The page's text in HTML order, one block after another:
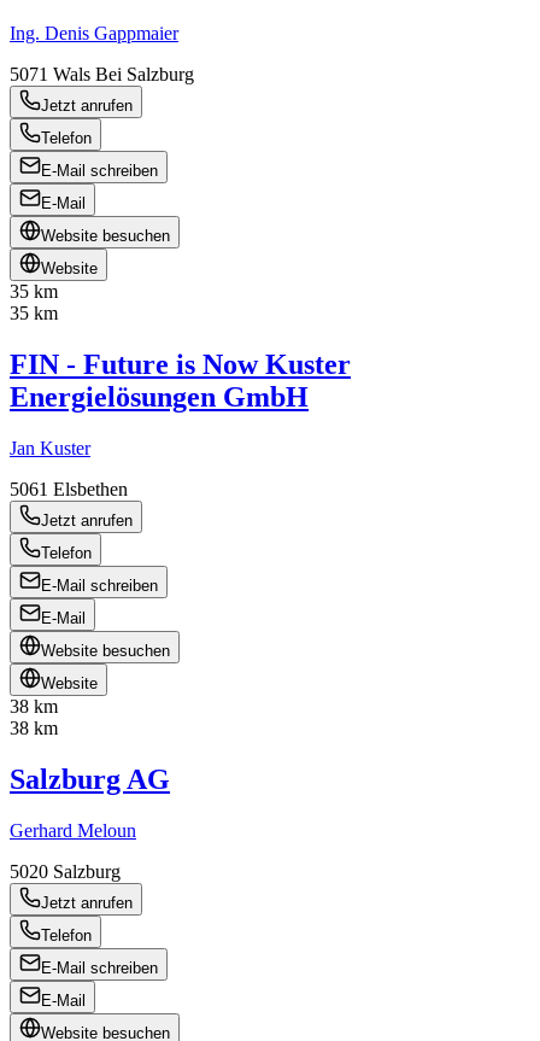
Ing. Denis Gappmaier
5071 Wals Bei Salzburg
Jetzt anrufen
Telefon
E-Mail schreiben
E-Mail
Website besuchen
Website
35 km
35 km
FIN - Future is Now Kuster
Energielösungen GmbH
Jan Kuster
5061 Elsbethen
Jetzt anrufen
Telefon
E-Mail schreiben
E-Mail
Website besuchen
Website
38 km
38 km
Salzburg AG
Gerhard Meloun
5020 Salzburg
Jetzt anrufen
Telefon
E-Mail schreiben
E-Mail
Website besuchen